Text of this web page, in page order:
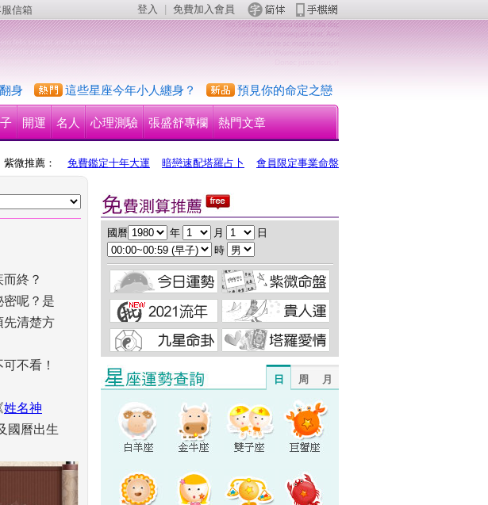
信箱 登入 免費加入會員
身 這些星座今年小人纏身？ 預見你的命定之戀
開運 名人 心理測驗 張盛舒專欄 熱門文章
會員限定事業命盤
暗戀速配塔羅占卜
免費鑑定十年大運
紫微推薦：
終？
密呢？是
先清楚方
不看！
姓名神
國曆出生
國曆 年 月
日
時
月
周
日